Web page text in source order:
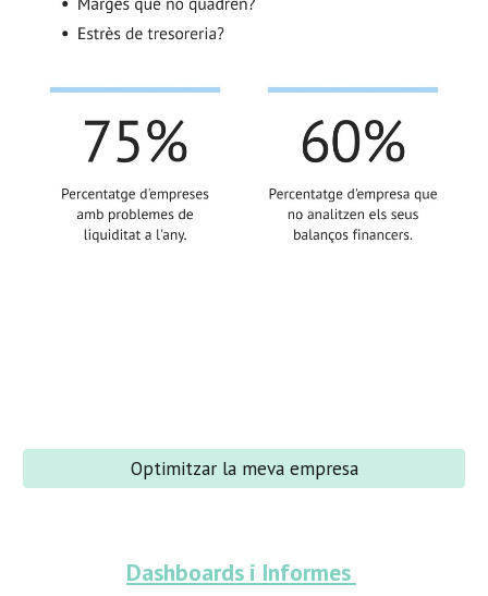
Optimitzar la meva empresa
Dashboards i Informes